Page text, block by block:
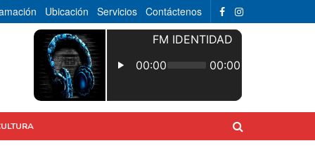
Ubicación Servicios Contáctenos